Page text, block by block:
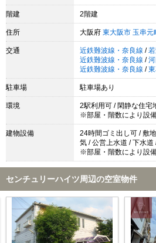
階建 2階建
住所 大阪府 東大阪市 玉串元
交通 近鉄難波線・奈良線 /
近鉄難波線・奈良線 /
近鉄難波線・奈良線 /
駐車場 駐車場あり
環境
2駅利用可 / 閑静な住宅
※部屋・階数により設
建物設備
24時間ゴミ出し可 / 敷
気 / 公営上水道 / 下水
※部屋・階数により設
センチュリーハイツ周辺の空室物件